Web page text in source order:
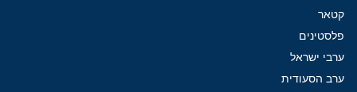
קטאר
פלסטינים
ערבי ישראל
ערב הסעודית